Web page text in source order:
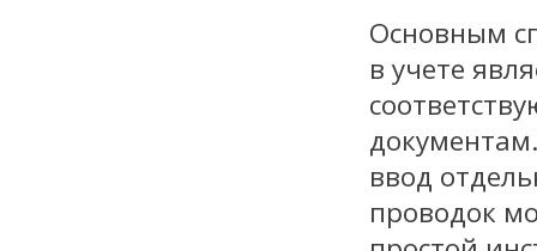
Основным
в учете
ввод
проводок